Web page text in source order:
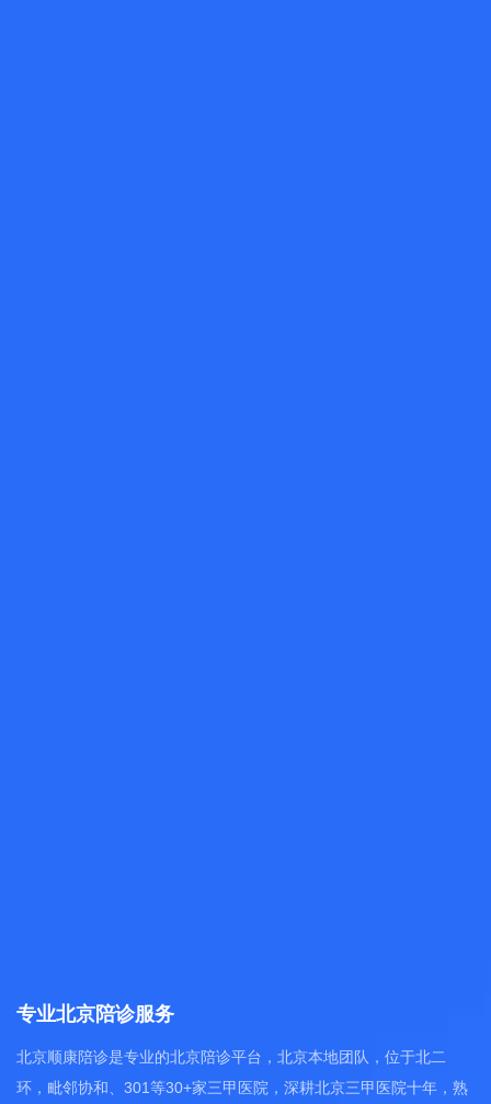
专业北京陪诊服务
北京顺康陪诊是专业的北京陪诊平台，北京本地团队，位于北二
环，毗邻协和、301等30+家三甲医院，深耕北京三甲医院十年，熟